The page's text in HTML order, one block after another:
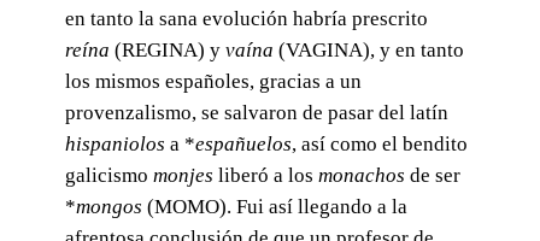
en tanto la sana evolución habría prescrito
reína (REGINA) y vaína (VAGINA), y en tanto
los mismos españoles, gracias a un
provenzalismo, se salvaron de pasar del latín
hispaniolos a *españuelos, así como el bendito
galicismo monjes liberó a los monachos de ser
*mongos (MOMO). Fui así llegando a la